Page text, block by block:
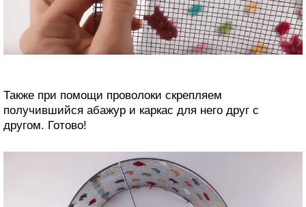
Также при помощи проволоки скрепляем
получившийся абажур и каркас для него друг с
другом. Готово!